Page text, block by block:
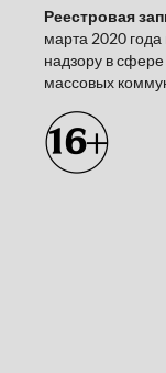
Реестровая
марта 2020
надзору в
массовых